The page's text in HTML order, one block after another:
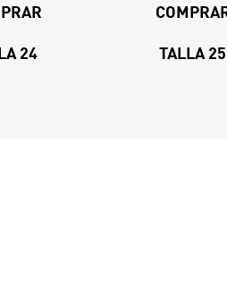
24 TALLA 25